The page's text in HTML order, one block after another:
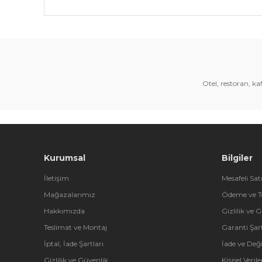
Bu ürünün fiyat bilgisi, resim, ürün
Ürün bilgilerinde hatalar bulunuyor.
Otel, restoran,
Kurumsal
İletişim
Mağazalarımız
Hakkımızda
Teslimat ve Montaj
İptal, İade Şartları
Gizlilik ve Güvenlik
Bilgiler
Mesafeli
Ödeme ve
Gizlilik ve
Garanti
İade ve
Kişisel